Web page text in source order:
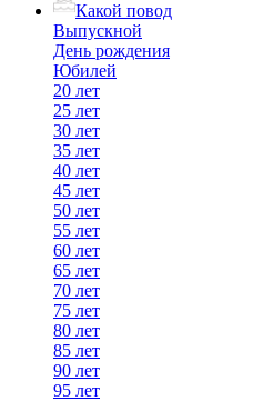
Какой повод
Выпускной
День рождения
Юбилей
20 лет
25 лет
30 лет
35 лет
40 лет
45 лет
50 лет
55 лет
60 лет
65 лет
70 лет
75 лет
80 лет
85 лет
90 лет
95 лет